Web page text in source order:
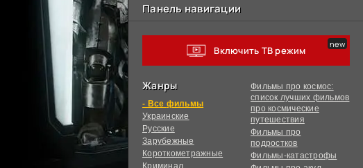
Панель навигации
Включить ТВ режим
Жанры
фильмы
Украинcкие
Русские
Зарубежные
Короткометражные
Криминал
Фильмы про космос:
список лучших фильмов
про космические
путешествия
Фильмы про
подростков
Фильмы-катастрофы